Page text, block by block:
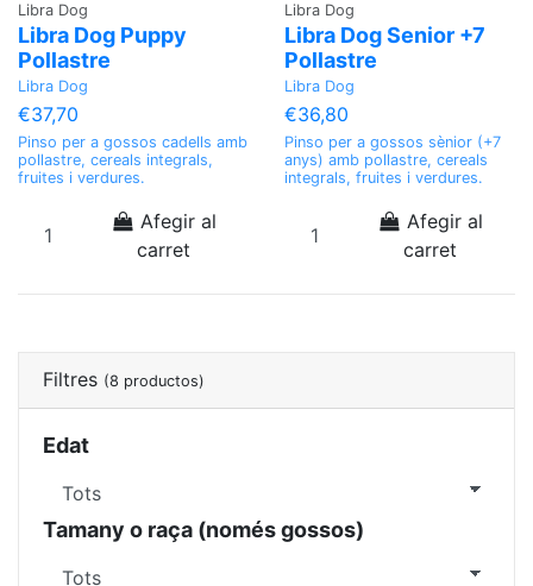
Libra Dog
Libra Dog Puppy
Pollastre
Libra Dog
€37,70
Pinso per a gossos cadells amb
pollastre, cereals integrals,
fruites i verdures.
Afegir al
carret
Libra Dog
Libra Dog Senior +7
Pollastre
Libra Dog
€36,80
Pinso per a gossos sènior (+7
anys) amb pollastre, cereals
integrals, fruites i verdures.
Afegir al
carret
Filtres (8 productos)
Edat
Tamany o raça (només gossos)